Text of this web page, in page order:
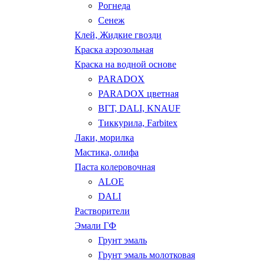
Рогнеда
Сенеж
Клей, Жидкие гвозди
Краска аэрозольная
Краска на водной основе
PARADOX
PARADOX цветная
ВГТ, DALI, KNAUF
Тиккурила, Farbitex
Лаки, морилка
Мастика, олифа
Паста колеровочная
ALOE
DALI
Растворители
Эмали ГФ
Грунт эмаль
Грунт эмаль молотковая